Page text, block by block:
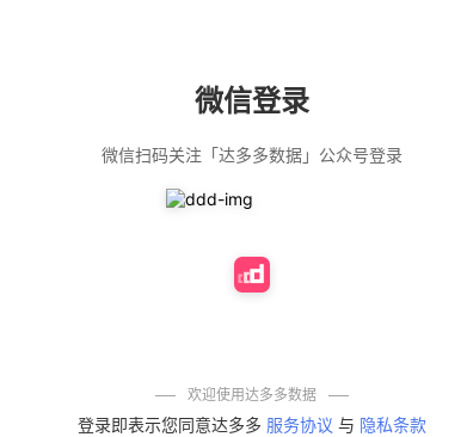
微信登录
微信扫码关注「达多多数据」公众号登录
欢迎使用达多多数据
登录即表示您同意达多多 服务协议 与 隐私条款
【净浮生】油污
重油污去油王污
衣粉轻松搓洗去
污渍除菌除螨3倍
免煮开袋即食劲
艾草抽绳式免撕
垃圾袋大号特厚
50% 4,154